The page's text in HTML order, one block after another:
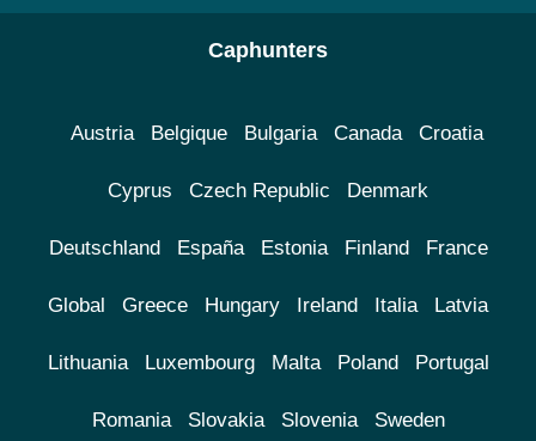
Caphunters
Austria Belgique Bulgaria Canada Croatia
Cyprus Czech Republic Denmark
Deutschland España Estonia Finland France
Global Greece Hungary Ireland Italia Latvia
Lithuania Luxembourg Malta Poland Portugal
Romania Slovakia Slovenia Sweden